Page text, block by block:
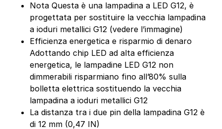
Nota Questa è una lampadina a LED G12, è
progettata per sostituire la vecchia lampadina
a ioduri metallici G12 (vedere l’immagine)
Efficienza energetica e risparmio di denaro
Adottando chip LED ad alta efficienza
energetica, le lampadine LED G12 non
dimmerabili risparmiano fino all’80% sulla
bolletta elettrica sostituendo la vecchia
lampadina a ioduri metallici G12
La distanza tra i due pin della lampadina G12 è
di 12 mm (0,47 IN)